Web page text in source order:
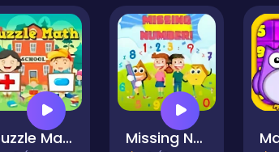
Puzzle Math Missing Number